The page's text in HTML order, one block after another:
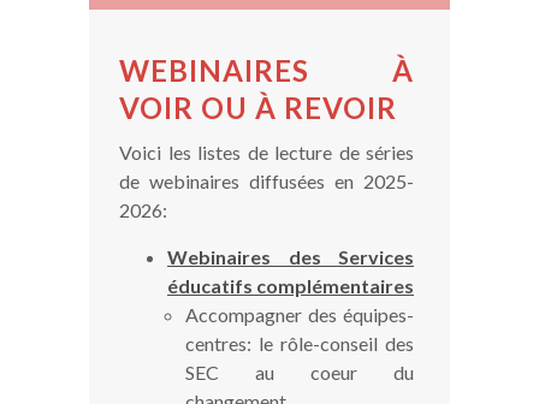
WEBINAIRES À
VOIR OU À REVOIR
Voici les listes de lecture de séries
de webinaires diffusées en 2025-
2026:
Webinaires des Services
éducatifs complémentaires
Accompagner des équipes-
centres: le rôle-conseil des
SEC au coeur du